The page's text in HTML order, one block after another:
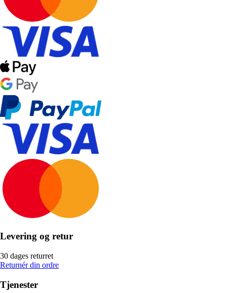
Levering og retur
30 dages returret
Returnér din ordre
Tjenester